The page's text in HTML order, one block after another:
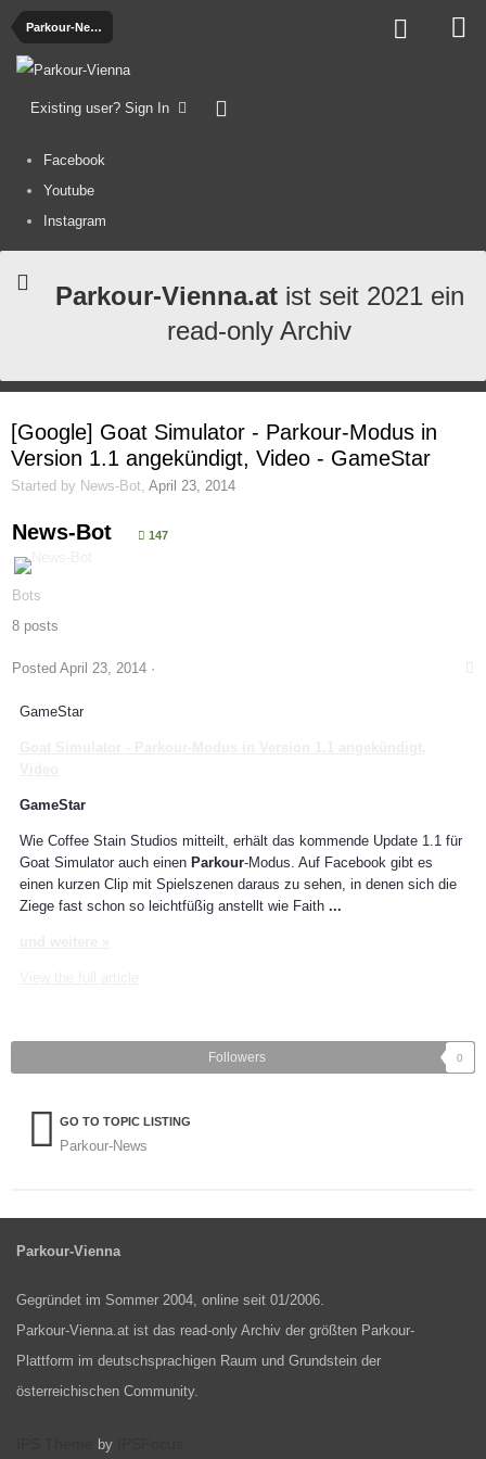
Parkour-News
Existing user? Sign In
Facebook
Youtube
Instagram
Parkour-Vienna.atist seit 2021 ein
read-only Archiv
[Google] Goat Simulator - Parkour-Modus in
Version 1.1 angekündigt, Video - GameStar
Started by News-Bot April 23, 2014
News-Bot 147
Bots
8 posts
Posted April 23, 2014 ·
GameStar
GameStar
Wie Coffee Stain Studios mitteilt, erhält das kommende Update 1.1 für
Goat Simulator auch einen Parkour-Modus. Auf Facebook gibt es
einen kurzen Clip mit Spielszenen daraus zu sehen, in denen sich die
Ziege fast schon so leichtfüßig anstellt wie Faith ...
Followers 0
GO TO TOPIC LISTING
Parkour-News
Parkour-Vienna
Gegründet im Sommer 2004, online seit 01/2006.
Parkour-Vienna.at ist das read-only Archiv der größten Parkour-
Plattform im deutschsprachigen Raum und Grundstein der
österreichischen Community.
by